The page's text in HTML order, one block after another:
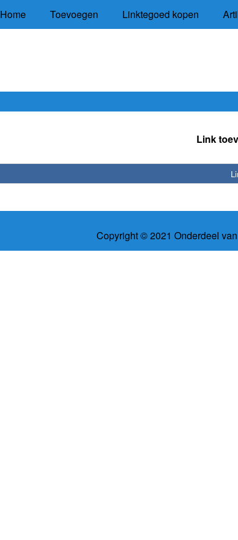
Home Toevoegen Linktegoed kopen
Link
Copyright © 2021 Onderdeel van